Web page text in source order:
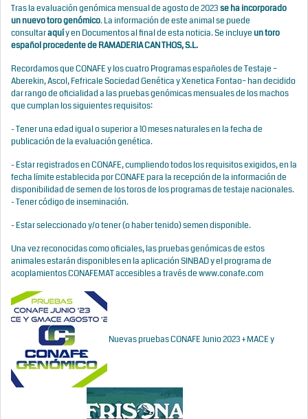
Tras la evaluación genómica mensual de agosto de 2023se ha incorporado
un nuevo toro genómico. La información de este animal se puede
consultaraquíy en Documentos al final de esta noticia. Se incluyeun toro
español procedente deRAMADERIA CAN THOS, S.L.
Recordamos que CONAFE y los cuatro Programas españoles de Testaje –
Aberekin, Ascol, Fefricale Sociedad Genética y Xenetica Fontao– han decidido
dar rango de oficialidad a las pruebas genómicas mensuales de los machos
que cumplan los siguientes requisitos:
- Tener una edad igual o superior a 10 meses naturales en la fecha de
publicación de la evaluación genética.
- Estar registrados en CONAFE, cumpliendo todos los requisitos exigidos, en la
fecha límite establecida por CONAFE para la recepción de la información de
disponibilidad de semen de los toros de los programas de testaje nacionales.
- Tener código de inseminación.
- Estar seleccionado y/o tener (o haber tenido) semen disponible.
Una vez reconocidas como oficiales, las pruebas genómicas de estos
animales estarán disponibles en la aplicación SINBAD y el programa de
acoplamientos CONAFEMAT accesibles a través de www.conafe.com
Nuevas pruebas CONAFE Junio 2023 + MACE y